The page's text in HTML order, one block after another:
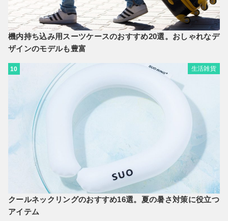
機内持ち込み用スーツケースのおすすめ20選。おしゃれなデ
ザインのモデルも豊富
10 生活雑貨
クールネックリングのおすすめ16選。夏の暑さ対策に役立つ
アイテム